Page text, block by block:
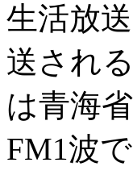
生活放
送され
は青海
FM1波